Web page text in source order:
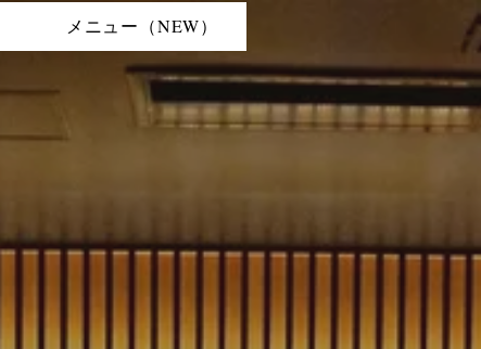
メニュー（NEW）